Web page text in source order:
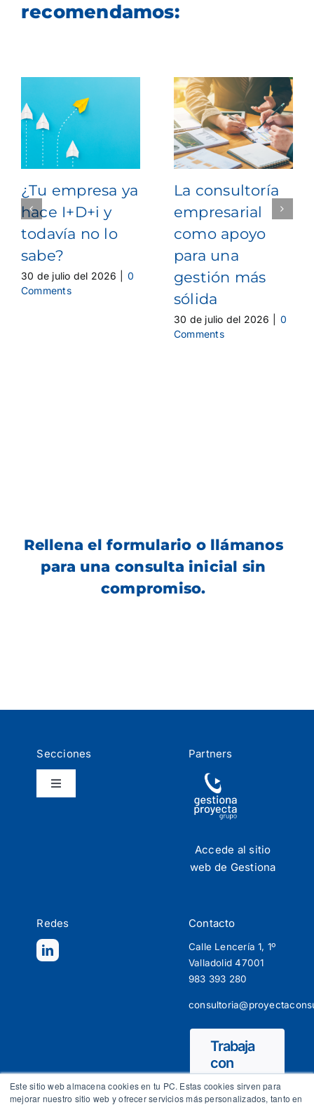
Este sitio web almacena cookies en tu PC. Estas cookies sirven para
mejorar nuestro sitio web y ofrecer servicios más personalizados, tanto en
recomendamos:
¿Tu empresa ya
hace I+D+i y
todavía no lo
sabe?
30 de julio del 2026
0
Comments
La consultoría
empresarial
como apoyo
para una
gestión más
sólida
30 de julio del 2026
0
Comments
Rellena el formulario o llámanos
para una consulta inicial sin
compromiso.
Redes
Secciones
Toggle
Thinking LAB
Partners
Accede al sitio
web de Gestiona
Contacto
Calle Lencería 1, 1º
Valladolid 47001
983 393 280
Trabaja
con
nosotros